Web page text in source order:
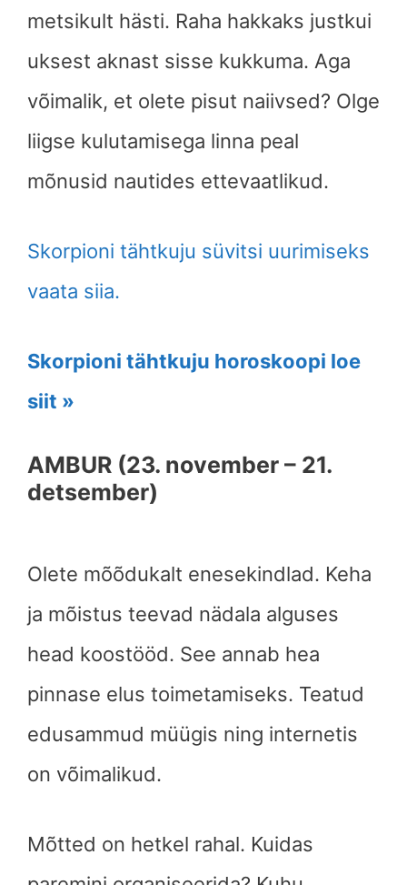
metsikult hästi. Raha hakkaks justkui
uksest aknast sisse kukkuma. Aga
võimalik, et olete pisut naiivsed? Olge
liigse kulutamisega linna peal
mõnusid nautides ettevaatlikud.
Skorpioni tähtkuju süvitsi uurimiseks
vaata siia.
Skorpioni tähtkuju horoskoopi loe
siit »
AMBUR (23. november – 21.
detsember)
Olete mõõdukalt enesekindlad. Keha
ja mõistus teevad nädala alguses
head koostööd. See annab hea
pinnase elus toimetamiseks. Teatud
edusammud müügis ning internetis
on võimalikud.
Mõtted on hetkel rahal. Kuidas